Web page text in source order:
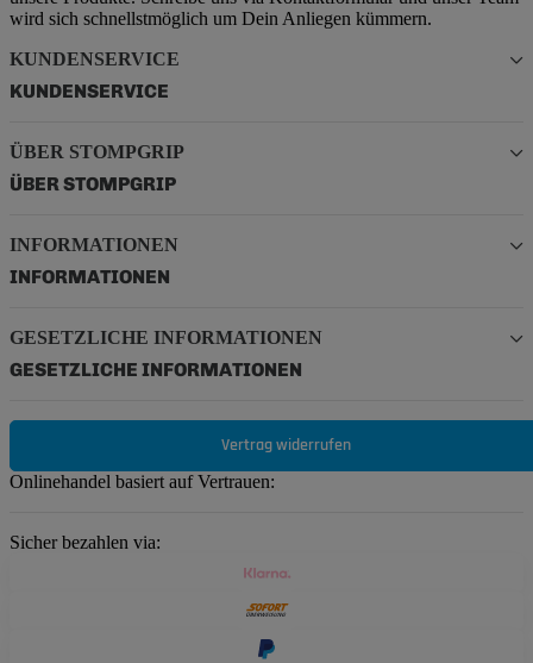
wird sich schnellstmöglich um Dein Anliegen kümmern.
KUNDENSERVICE
KUNDENSERVICE
ÜBER STOMPGRIP
ÜBER STOMPGRIP
INFORMATIONEN
INFORMATIONEN
GESETZLICHE INFORMATIONEN
GESETZLICHE INFORMATIONEN
Vertrag widerrufen
Onlinehandel basiert auf Vertrauen:
Sicher bezahlen via: